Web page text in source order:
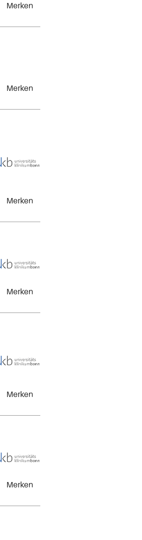
Merken
Merken
Merken
Merken
Merken
Merken